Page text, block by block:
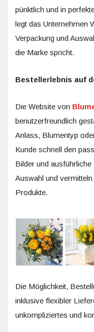
pünktlich und in
legt das Unternehmen
Verpackung und
die Marke spricht.
Bestellerlebnis auf
Die Website von
benutzerfreundlich
Anlass, Blumentyp
Kunde schnell den
Bilder und
Auswahl und
Produkte.
Die Möglichkeit,
inklusive flexibler
unkompliziertes und